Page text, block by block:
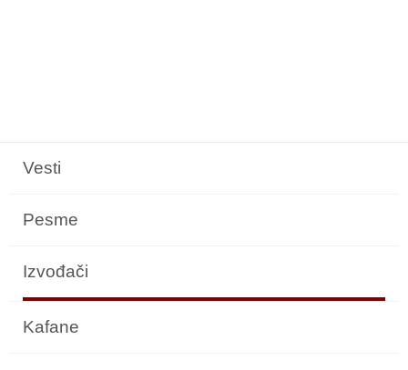
Vesti
Pesme
Izvođači
Kafane